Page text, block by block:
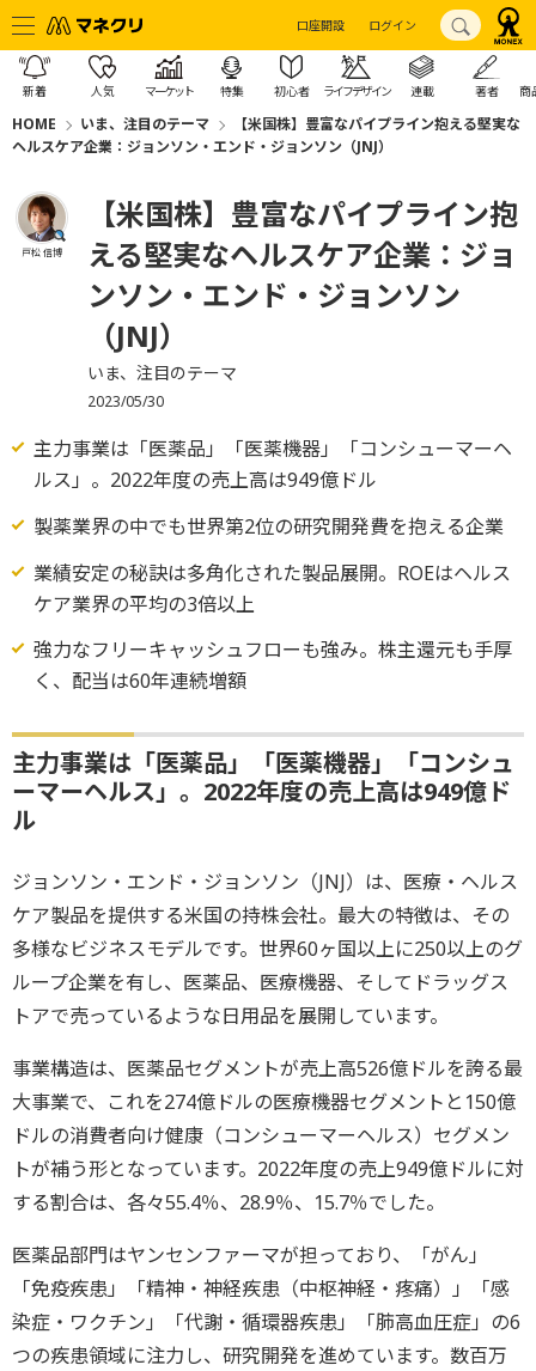
口座開設 ログイン
新着 人気 マーケット 特集 初心者 ライフデザイン 連載 著者 商
HOME いま、注目のテーマ
【米国株】豊富なパイプライン抱える堅実な
ヘルスケア企業：ジョンソン・エンド・ジョンソン（JNJ）
戸松 信博
【米国株】豊富なパイプライン抱
える堅実なヘルスケア企業：ジョ
ンソン・エンド・ジョンソン
（JNJ）
いま、注目のテーマ
2023/05/30
主力事業は「医薬品」「医薬機器」「コンシューマーヘ
ルス」。2022年度の売上高は949億ドル
製薬業界の中でも世界第2位の研究開発費を抱える企業
業績安定の秘訣は多角化された製品展開。ROEはヘルス
ケア業界の平均の3倍以上
強力なフリーキャッシュフローも強み。株主還元も手厚
く、配当は60年連続増額
主力事業は「医薬品」「医薬機器」「コンシュ
ーマーヘルス」。2022年度の売上高は949億ド
ル
ジョンソン・エンド・ジョンソン（JNJ）は、医療・ヘルス
ケア製品を提供する米国の持株会社。最大の特徴は、その
多様なビジネスモデルです。世界60ヶ国以上に250以上のグ
ループ企業を有し、医薬品、医療機器、そしてドラッグス
トアで売っているような日用品を展開しています。
事業構造は、医薬品セグメントが売上高526億ドルを誇る最
大事業で、これを274億ドルの医療機器セグメントと150億
ドルの消費者向け健康（コンシューマーヘルス）セグメン
トが補う形となっています。2022年度の売上949億ドルに対
する割合は、各々55.4％、28.9％、15.7％でした。
医薬品部門はヤンセンファーマが担っており、「がん」
「免疫疾患」「精神・神経疾患（中枢神経・疼痛）」「感
染症・ワクチン」「代謝・循環器疾患」「肺高血圧症」の6
つの疾患領域に注力し、研究開発を進めています。数百万